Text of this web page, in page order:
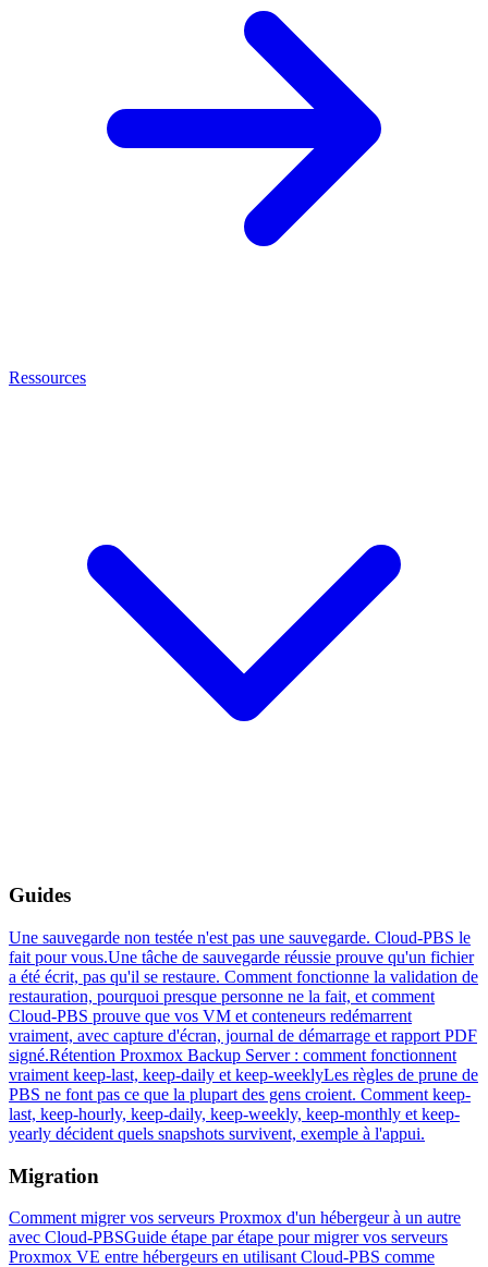
Ressources
Guides
Une sauvegarde non testée n'est pas une sauvegarde. Cloud-PBS le
fait pour vous.Une tâche de sauvegarde réussie prouve qu'un fichier
a été écrit, pas qu'il se restaure. Comment fonctionne la validation de
restauration, pourquoi presque personne ne la fait, et comment
Cloud-PBS prouve que vos VM et conteneurs redémarrent
vraiment, avec capture d'écran, journal de démarrage et rapport PDF
signé.Rétention Proxmox Backup Server : comment fonctionnent
vraiment keep-last, keep-daily et keep-weeklyLes règles de prune de
PBS ne font pas ce que la plupart des gens croient. Comment keep-
last, keep-hourly, keep-daily, keep-weekly, keep-monthly et keep-
yearly décident quels snapshots survivent, exemple à l'appui.
Migration
Comment migrer vos serveurs Proxmox d'un hébergeur à un autre
avec Cloud-PBSGuide étape par étape pour migrer vos serveurs
Proxmox VE entre hébergeurs en utilisant Cloud-PBS comme